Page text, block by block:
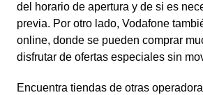
del horario de apertura y de si es
previa. Por otro lado, Vodafone
online, donde se pueden comprar
disfrutar de ofertas especiales sin
Encuentra tiendas de otras